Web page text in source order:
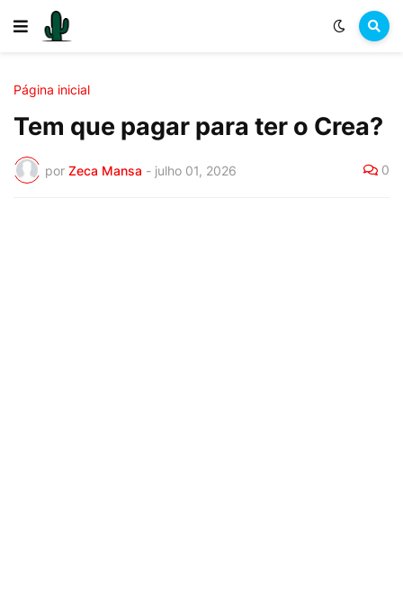
Página inicial
Tem que pagar para ter o Crea?
por Zeca Mansa - julho 01, 2026 0